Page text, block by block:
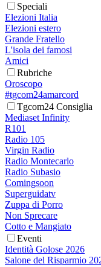
Speciali
Elezioni Italia
Elezioni estero
Grande Fratello
L'isola dei famosi
Amici
Rubriche
Oroscopo
#tgcom24amarcord
Tgcom24 Consiglia
Mediaset Infinity
R101
Radio 105
Virgin Radio
Radio Montecarlo
Radio Subasio
Comingsoon
Superguidatv
Zuppa di Porro
Non Sprecare
Cotto e Mangiato
Eventi
Identità Golose 2026
Salone del Risparmio